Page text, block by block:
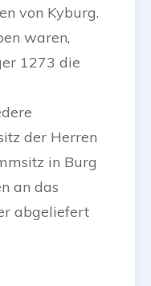
von Kyburg.
waren,
1273 die
der Herren
in Burg
an das
abgeliefert